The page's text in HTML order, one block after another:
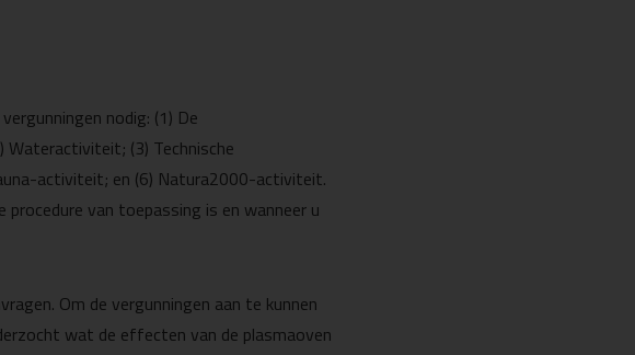
nodig: (1) De
Wateractiviteit; (3) Technische
activiteit; en (6) Natura2000-activiteit.
van toepassing is en wanneer u
Om de vergunningen aan te kunnen
wat de effecten van de plasmaoven